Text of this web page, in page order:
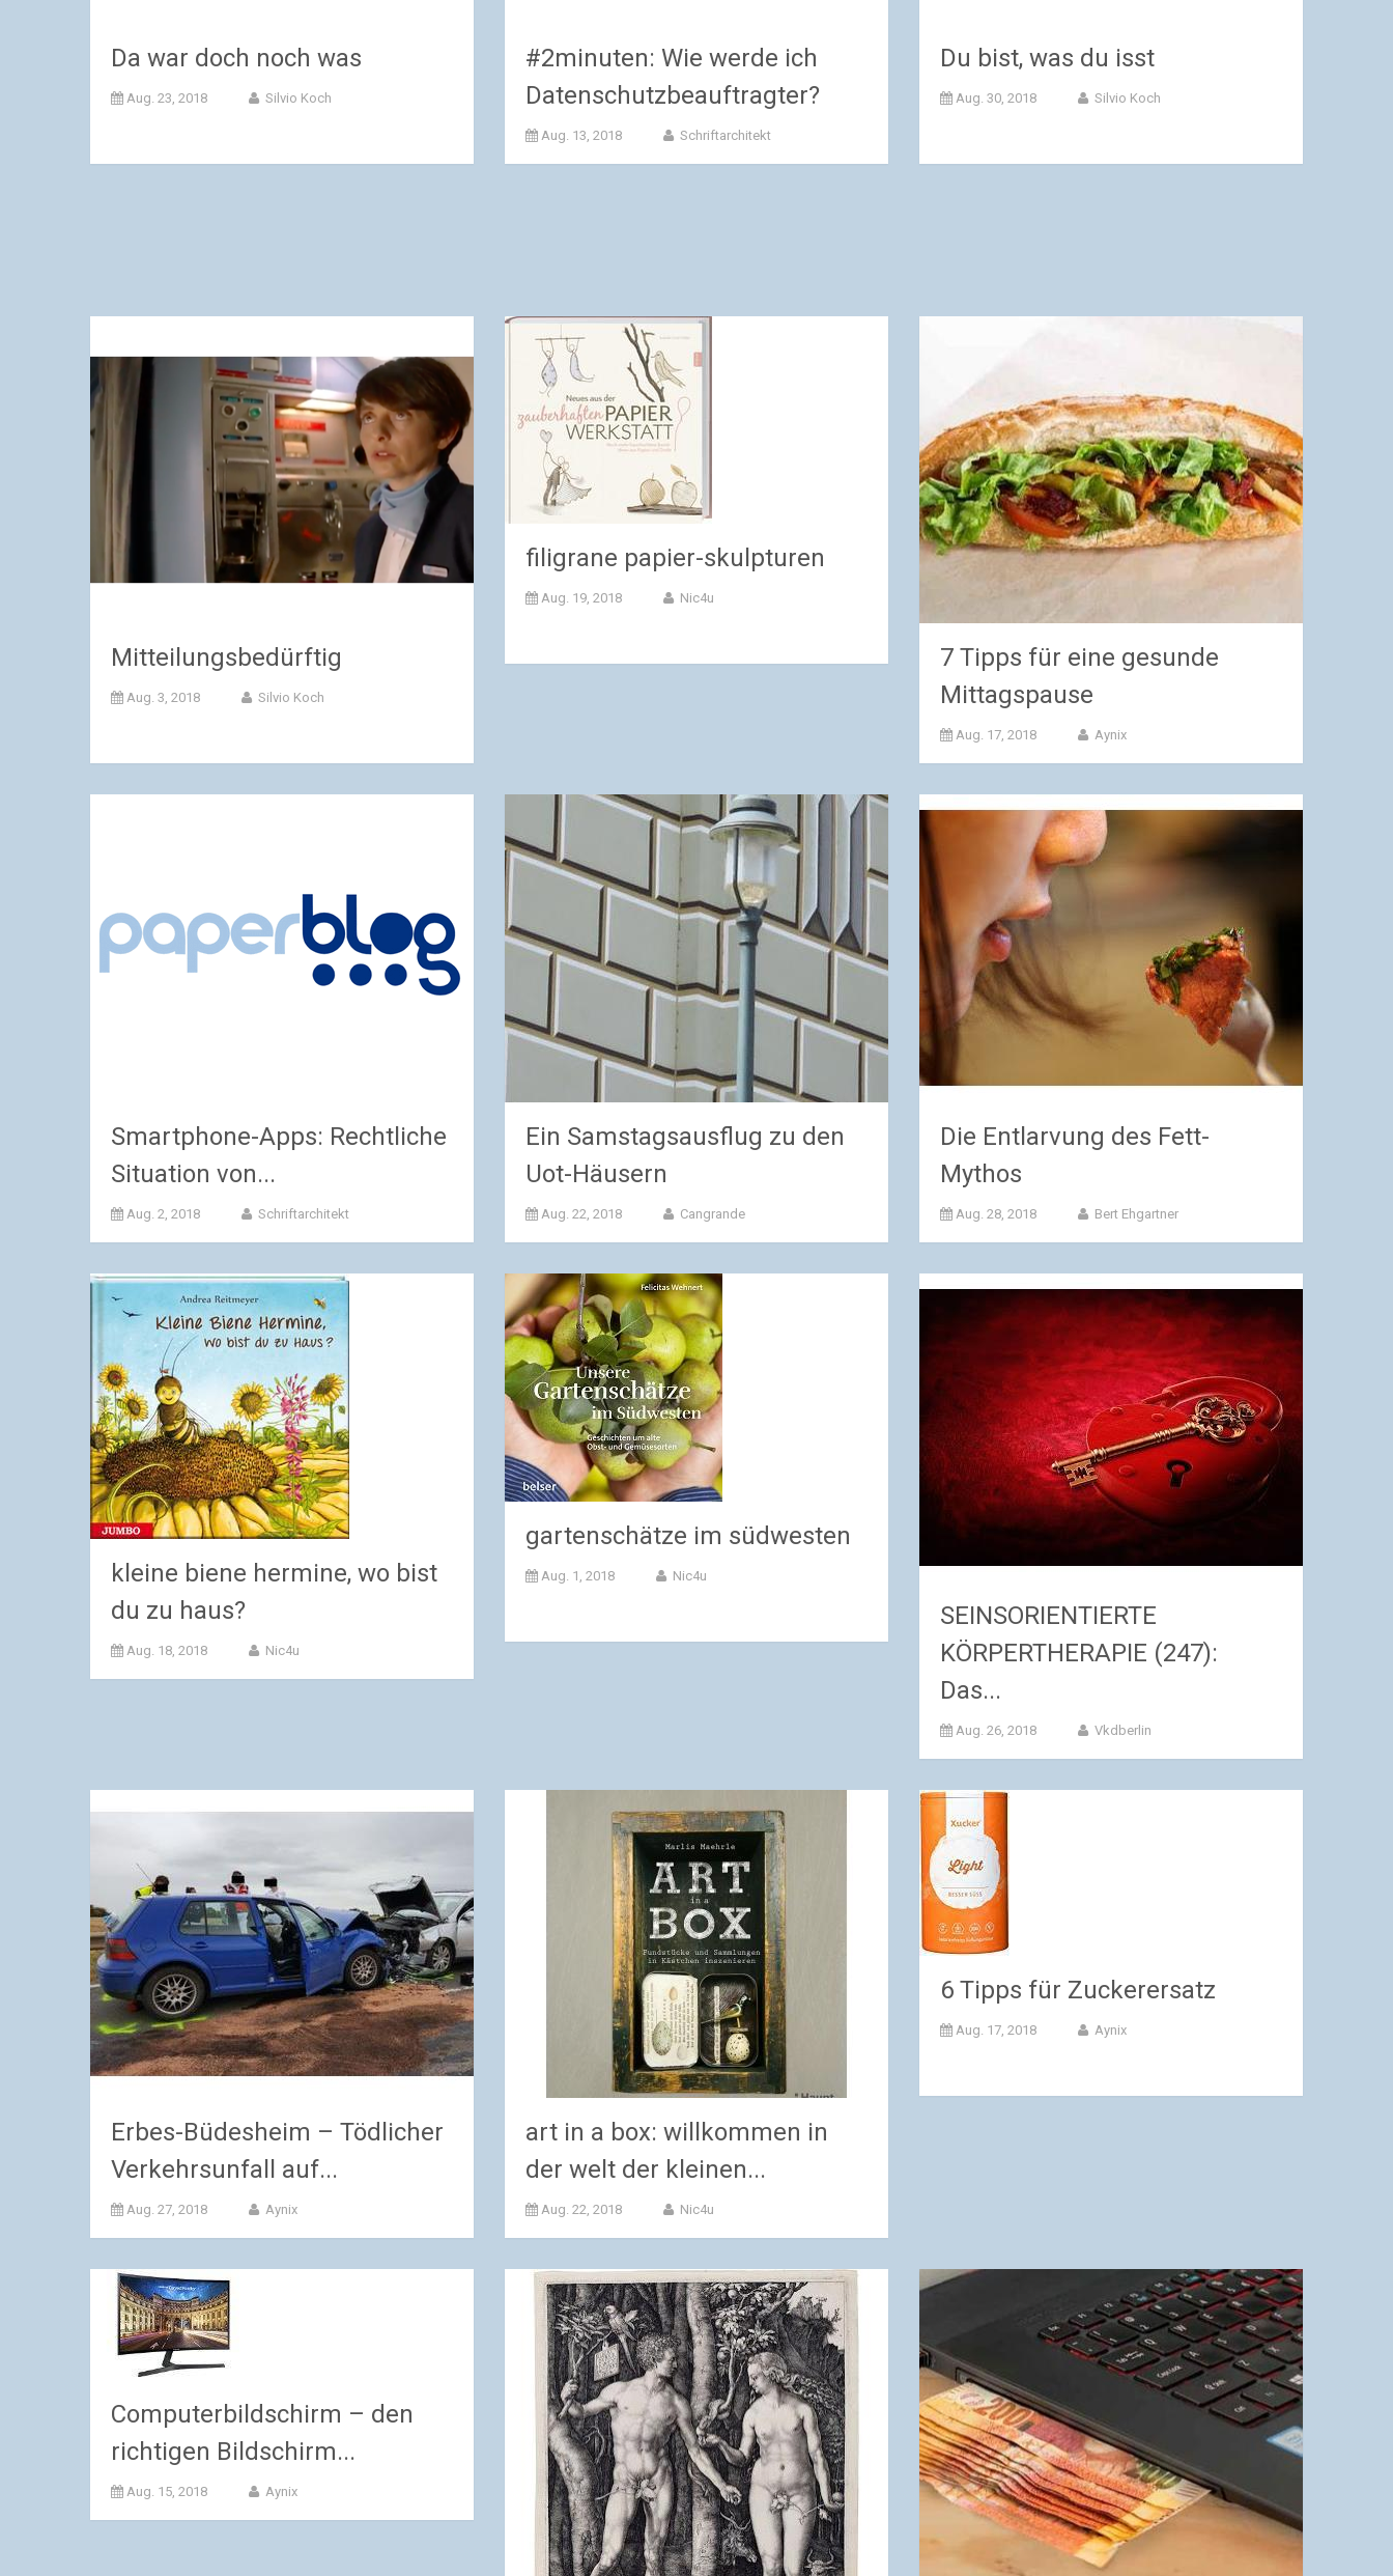
Da war doch noch was
Aug. 23, 2018 Silvio Koch
#2minuten: Wie werde ich
Datenschutzbeauftragter?
Aug. 13, 2018 Schriftarchitekt
Du bist, was du isst
Aug. 30, 2018 Silvio Koch
Mitteilungsbedürftig
Aug. 3, 2018 Silvio Koch
filigrane papier-skulpturen
Aug. 19, 2018 Nic4u
7 Tipps für eine gesunde
Mittagspause
Aug. 17, 2018 Aynix
Smartphone-Apps: Rechtliche
Situation von...
Aug. 2, 2018 Schriftarchitekt
Ein Samstagsausflug zu den
Uot-Häusern
Aug. 22, 2018 Cangrande
Die Entlarvung des Fett-
Mythos
Aug. 28, 2018 Bert Ehgartner
kleine biene hermine, wo bist
du zu haus?
Aug. 18, 2018 Nic4u
gartenschätze im südwesten
Aug. 1, 2018 Nic4u
SEINSORIENTIERTE
KÖRPERTHERAPIE (247):
Das...
Aug. 26, 2018 Vkdberlin
Erbes-Büdesheim – Tödlicher
Verkehrsunfall auf...
Aug. 27, 2018 Aynix
art in a box: willkommen in
der welt der kleinen...
Aug. 22, 2018 Nic4u
6 Tipps für Zuckerersatz
Aug. 17, 2018 Aynix
Computerbildschirm – den
richtigen Bildschirm...
Aug. 15, 2018 Aynix